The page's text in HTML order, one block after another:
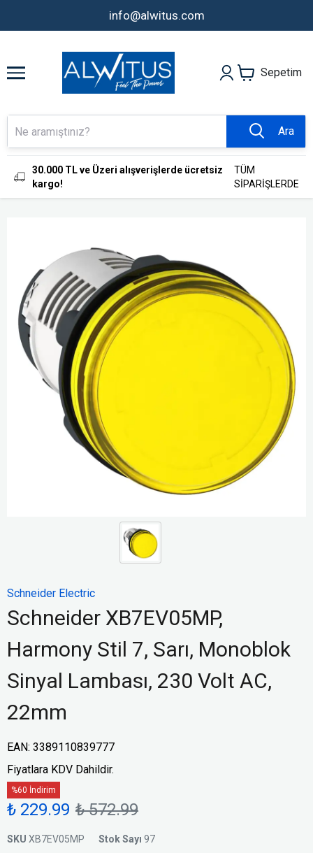
info@alwitus.com
Sepetim
Ara
30.000 TL ve Üzeri alışverişlerde ücretsiz
kargo!
TÜM
SİPARİŞLERDE
Schneider Electric
Schneider XB7EV05MP,
Harmony Stil 7, Sarı, Monoblok
Sinyal Lambası, 230 Volt AC,
22mm
EAN: 3389110839777
Fiyatlara KDV Dahildir.
%60 İndirim
₺ 229.99 ₺ 572.99
SKU XB7EV05MP Stok Sayı 97